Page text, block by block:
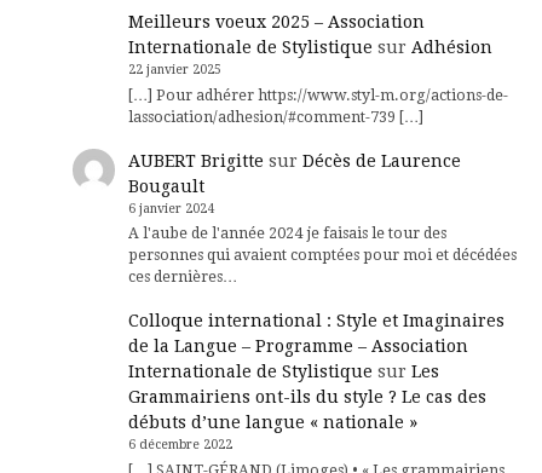
Meilleurs voeux 2025 – Association
Internationale de Stylistique sur Adhésion
22 janvier 2025
[…] Pour adhérer https://www.styl-m.org/actions-de-
lassociation/adhesion/#comment-739 […]
AUBERT Brigitte sur Décès de Laurence
Bougault
6 janvier 2024
A l'aube de l'année 2024 je faisais le tour des
personnes qui avaient comptées pour moi et décédées
ces dernières…
Colloque international : Style et Imaginaires
de la Langue – Programme – Association
Internationale de Stylistique sur Les
Grammairiens ont-ils du style ? Le cas des
débuts d’une langue « nationale »
6 décembre 2022